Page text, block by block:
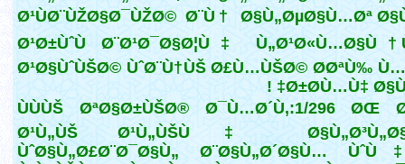
Ø¹ÙØ¨ÙŽØ§Ø¯ÙŽØ© Ø¨Ù† Ø§Ù„ØµØ§Ù…Øª
Ø¹Ø±ÙˆÙ Ø¨Ø¹Ø¯Ø§Ø¦Ù‡ Ù„Ø¹Ø«Ù…Ø§Ù†
Ø¹Ø§ÙˆÙŠØ© ÙˆØ¨Ù†ÙŠ Ø£Ù…ÙŠØ© Ø­ØªÙ‰
Ø±Ø­Ù…Ù‡
ÙÙÙŠ ØªØ§Ø±ÙŠØ® Ø¯Ù…Ø´Ù‚:1/296 ØŒ
Ø¹Ù„ÙŠ Ø¹Ù„ÙŠÙ‡
ÙˆØ§Ù„Ø£Ø¨Ø¯Ø§Ù„ Ø¨Ø§Ù„Ø´Ø§Ù…